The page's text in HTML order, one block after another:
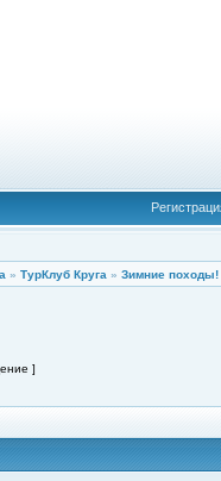
» ТурКлуб Круга » Зимние походы!
]